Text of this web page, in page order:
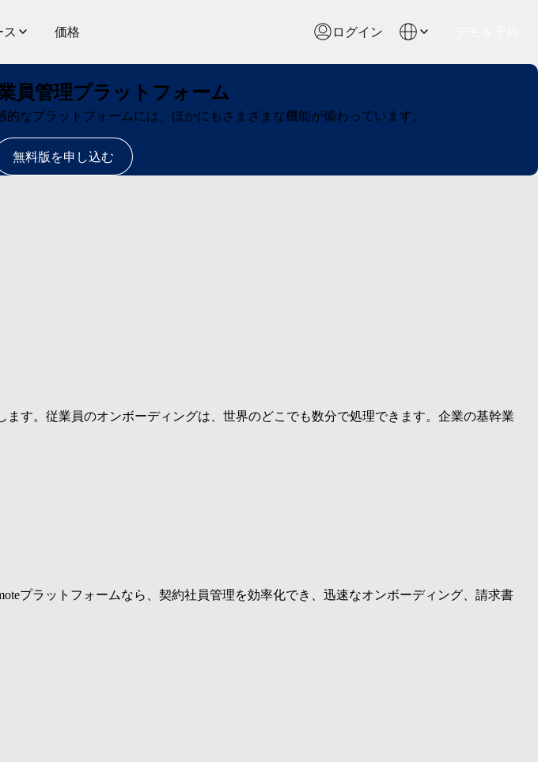
ス 価格 ログイン
員管理プラットフォーム
なプラットフォームには、ほかにもさまざまな機能が備わっています。
無料版を申し込む
す。従業員のオンボーディングは、世界のどこでも数分で処理できます。企業の基幹業
プラットフォームなら、契約社員管理を効率化でき、迅速なオンボーディング、請求書